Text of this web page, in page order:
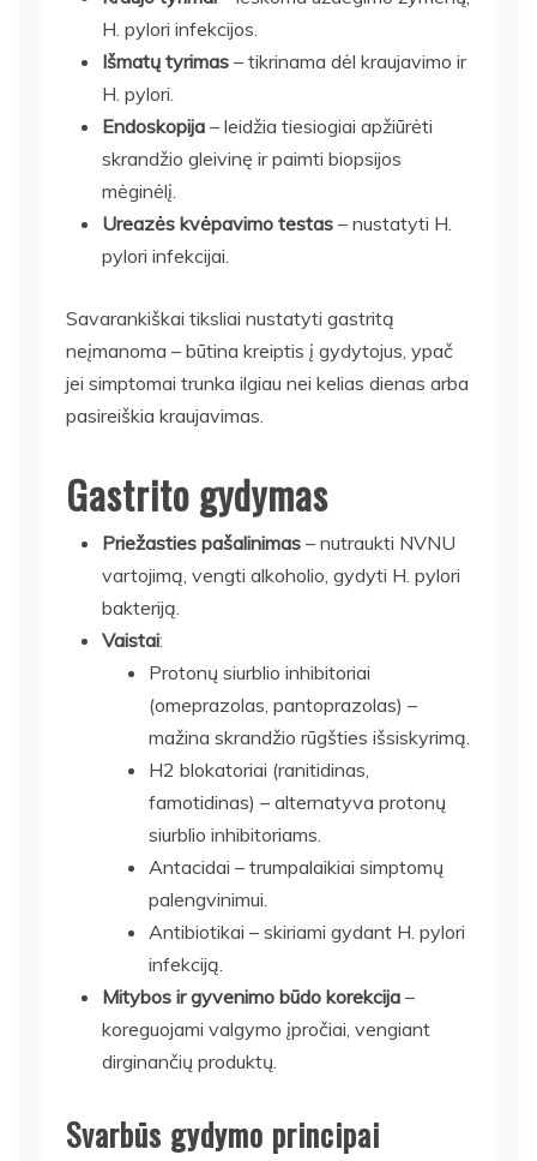
H. pylori infekcijos.
Išmatų tyrimas – tikrinama dėl kraujavimo ir
H. pylori.
Endoskopija – leidžia tiesiogiai apžiūrėti
skrandžio gleivinę ir paimti biopsijos
mėginėlį.
Ureazės kvėpavimo testas – nustatyti H.
pylori infekcijai.
Savarankiškai tiksliai nustatyti gastritą
neįmanoma – būtina kreiptis į gydytojus, ypač
jei simptomai trunka ilgiau nei kelias dienas arba
pasireiškia kraujavimas.
Gastrito gydymas
Priežasties pašalinimas – nutraukti NVNU
vartojimą, vengti alkoholio, gydyti H. pylori
bakteriją.
Vaistai:
Protonų siurblio inhibitoriai
(omeprazolas, pantoprazolas) –
mažina skrandžio rūgšties išsiskyrimą.
H2 blokatoriai (ranitidinas,
famotidinas) – alternatyva protonų
siurblio inhibitoriams.
Antacidai – trumpalaikiai simptomų
palengvinimui.
Antibiotikai – skiriami gydant H. pylori
infekciją.
Mitybos ir gyvenimo būdo korekcija –
koreguojami valgymo įpročiai, vengiant
dirginančių produktų.
Svarbūs gydymo principai